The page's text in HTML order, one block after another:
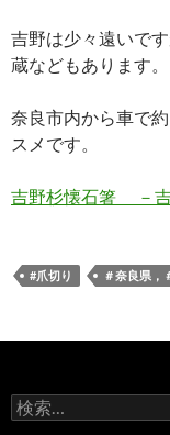
吉野は少々遠いで
蔵などもあります。
奈良市内から車で
スメです。
吉野杉懐石箸 －
#爪切り ＃奈良県，
検
索